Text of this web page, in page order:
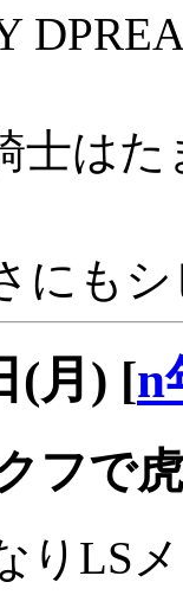
士は
にも
(月) [n
フで
りLS